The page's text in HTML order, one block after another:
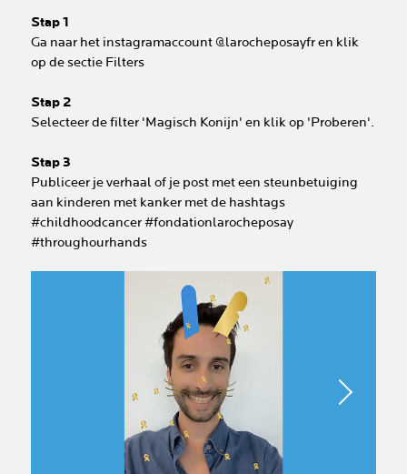
Stap 1
Ga naar het instagramaccount @larocheposayfr en klik
op de sectie Filters
Stap 2
Selecteer de filter 'Magisch Konijn' en klik op 'Proberen'.
Stap 3
Publiceer je verhaal of je post met een steunbetuiging
aan kinderen met kanker met de hashtags
#childhoodcancer #fondationlarocheposay
#throughourhands